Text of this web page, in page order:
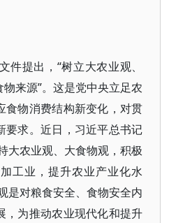
件提出，“树立大农业观、
来源”。这是党中央立足农
食物消费结构新变化，对贯
要求。近日，习近平总书记
大农业观、大食物观，积极
工业，提升农业产业化水
是对粮食安全、食物安全内
，为推动农业现代化和提升